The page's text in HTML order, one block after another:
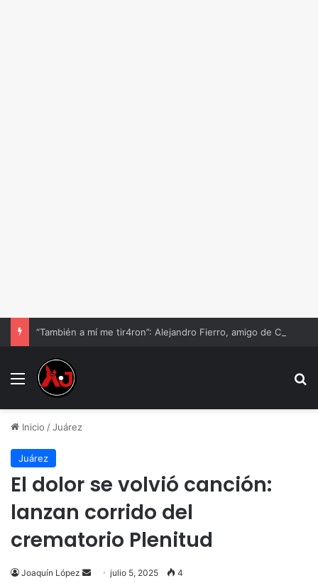
Menu
Inicio /Juárez
Juárez
El dolor se volvió canción:
lanzan corrido del
crematorio Plenitud
Joaquín López
Sendjulio 5, 2025 4